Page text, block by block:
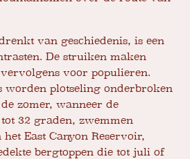
van geschiedenis, is een
De struiken maken
voor populieren.
worden plotseling onderbroken
zomer, wanneer de
32 graden, zwemmen
East Canyon Reservoir,
bergtoppen die tot juli of